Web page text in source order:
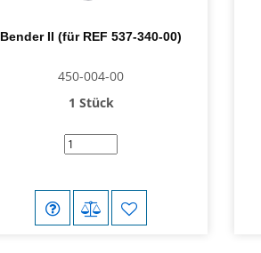
Bender II (für REF 537-340-00)
450-004-00
1 Stück